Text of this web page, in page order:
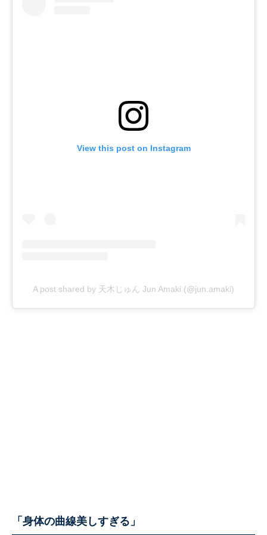
View this post on Instagram
A post shared by 天木じゅん Jun Amaki (@jun.amaki)
「身体の曲線美しすぎる」